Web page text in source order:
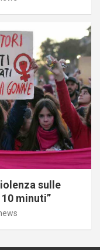
sulle
minuti”